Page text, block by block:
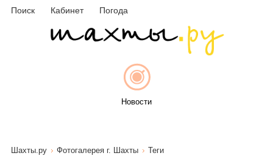
Поиск Кабинет Погода
Новости
Шахты.ру Фотогалерея г. Шахты Теги